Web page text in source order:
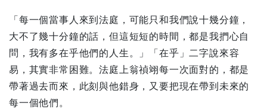
「每一個當事人來到法庭，可能只和我們說十幾分鐘，
大不了幾十分鐘的話，但這短短的時間，都是我捫心自
問，我有多在乎他們的人生。」「在乎」二字說來容
易，其實非常困難。法庭上翁禎翊每一次面對的，都是
帶著過去而來，此刻與他錯身，又要把現在帶到未來的
每一個他們。